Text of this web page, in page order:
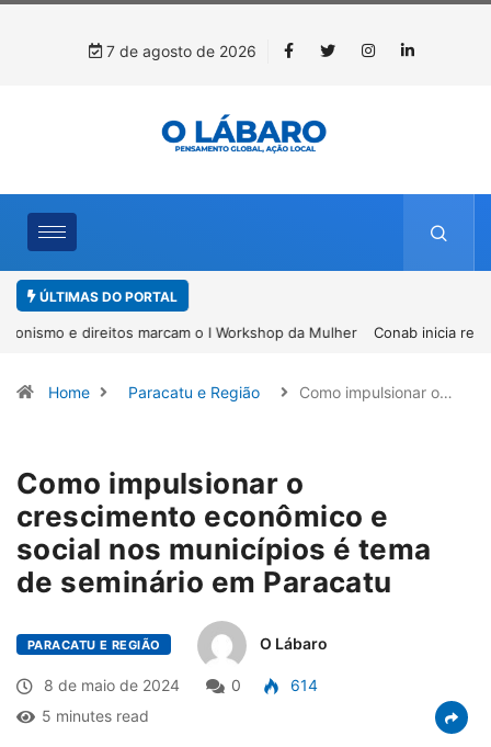
7 de agosto de 2026
ÚLTIMAS DO PORTAL
Conab inicia recebimento de documentos para solicitação do
Home Paracatu e Região Como impulsionar o…
Como impulsionar o
crescimento econômico e
social nos municípios é tema
de seminário em Paracatu
PARACATU E REGIÃO O Lábaro
8 de maio de 2024 0
614
5 minutes read